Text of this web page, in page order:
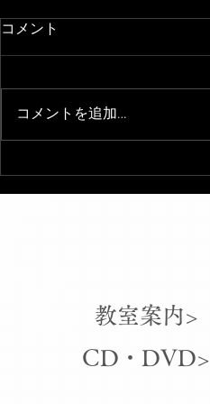
日中楽器宴会演奏
コメント
コメントを追加…
教室案内>
CD・DVD>